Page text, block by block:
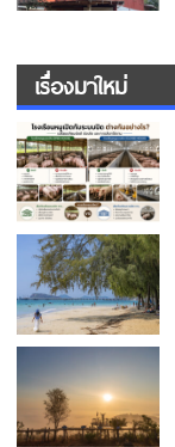
เรื่องมาใหม่